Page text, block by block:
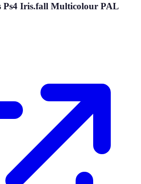
Ps4 Iris.fall Multicolour PAL